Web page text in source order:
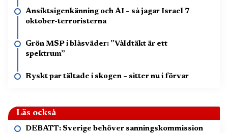
Ansiktsigenkänning och AI – så jagar Israel 7
oktober-terroristerna
Grön MSP i blåsväder: ”Våldtäkt är ett
spektrum”
Ryskt par tältade i skogen – sitter nu i förvar
Läs också
DEBATT: Sverige behöver sanningskommission